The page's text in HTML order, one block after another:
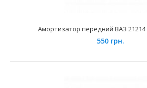
Амортизатор передний ВАЗ
550 грн.
Амортизатор передний ВАЗ
550 грн.